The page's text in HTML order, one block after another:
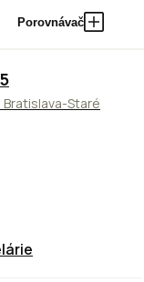
Porovnávač
Bratislava-Staré